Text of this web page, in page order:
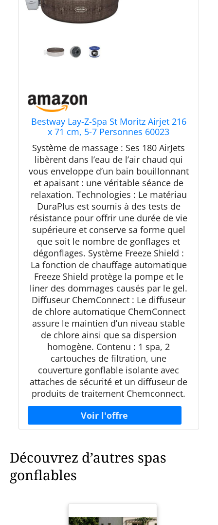
Bestway Lay-Z-Spa St Moritz Airjet 216
x 71 cm, 5-7 Personnes 60023
Multicolore
Système de massage : Ses 180 AirJets
libèrent dans l’eau de l’air chaud qui
vous enveloppe d’un bain bouillonnant
et apaisant : une véritable séance de
relaxation. Technologies : Le matériau
DuraPlus est soumis à des tests de
résistance pour offrir une durée de vie
supérieure et conserve sa forme quel
que soit le nombre de gonflages et
dégonflages. Système Freeze Shield :
La fonction de chauffage automatique
Freeze Shield protège la pompe et le
liner des dommages causés par le gel.
Diffuseur ChemConnect : Le diffuseur
de chlore automatique ChemConnect
assure le maintien d’un niveau stable
de chlore ainsi que sa dispersion
homogène. Contenu : 1 spa, 2
cartouches de filtration, une
couverture gonflable isolante avec
attaches de sécurité et un diffuseur de
produits de traitement Chemconnect.
Découvrez d’autres spas
gonflables